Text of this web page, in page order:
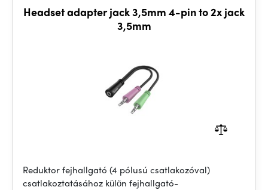
Headset adapter jack 3,5mm 4-pin to 2x jack
3,5mm
Reduktor fejhallgató (4 pólusú csatlakozóval)
csatlakoztatásához külön fejhallgató-